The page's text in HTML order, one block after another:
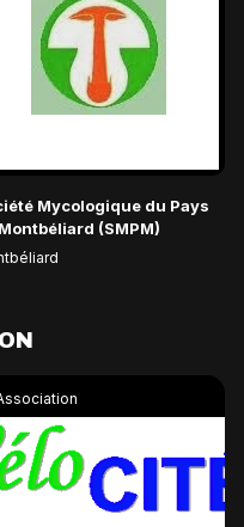
Mycologique du Pays
(SMPM)